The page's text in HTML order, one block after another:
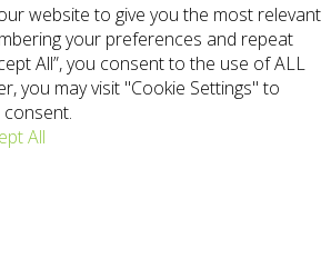
website to give you the most relevant
your preferences and repeat
All”, you consent to the use of ALL
you may visit "Cookie Settings" to
All